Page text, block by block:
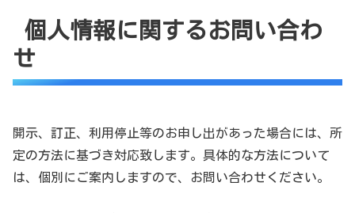
個人情報に関するお問い合わ
せ
開示、訂正、利用停止等のお申し出があった場合には、所
定の方法に基づき対応致します。具体的な方法について
は、個別にご案内しますので、お問い合わせください。